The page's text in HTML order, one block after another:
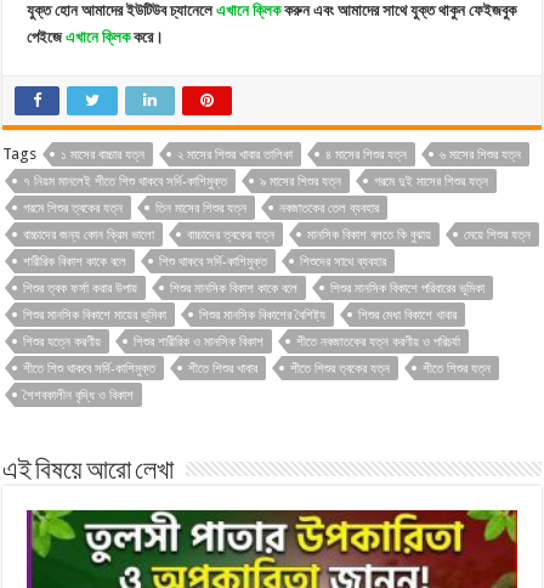
যুক্ত হোন আমাদের ইউটিউব চ্যানেলেএখানে ক্লিককরুন এবং আমাদের সাথে যুক্ত থাকুন ফেইজবুক
পেইজেএখানে ক্লিককরে।
Tags ১ মাসের বাচ্চার যত্ন ২ মাসের শিশুর খাবার তালিকা ৪ মাসের শিশুর যত্ন
৬ মাসের শিশুর যত্ন
৭ নিয়ম মানলেই শীতে শিশু থাকবে সর্দি-কাশিমুক্ত
৯ মাসের শিশুর যত্ন
গরমে দুই মাসের শিশুর যত্ন
গরমে শিশুর ত্বকের যত্ন
তিন মাসের শিশুর যত্ন
নবজাতকের তেল ব্যবহার
বাচ্চাদের জন্য কোন ক্রিম ভালো
বাচ্চাদের ত্বকের যত্ন মানসিক বিকাশ বলতে কি বুঝায়
মেয়ে শিশুর যত্ন
শারীরিক বিকাশ কাকে বলে
শিশু থাকবে সর্দি-কাশিমুক্ত
শিশুদের সাথে ব্যবহার
শিশুর ত্বক ফর্সা করার উপায়
শিশুর মানসিক বিকাশ কাকে বলে
শিশুর মানসিক বিকাশে পরিবারের ভূমিকা
শিশুর মানসিক বিকাশে মায়ের ভূমিকা
শিশুর মানসিক বিকাশের বৈশিষ্ট্য
শিশুর মেধা বিকাশে খাবার
শিশুর যত্নে করণীয়
শিশুর শারীরিক ও মানসিক বিকাশ
শীতে নবজাতকের যত্ন করণীয় ও পরিচর্যা
শীতে শিশু থাকবে সর্দি-কাশিমুক্ত
শীতে শিশুর খাবার শীতে শিশুর ত্বকের যত্ন
শীতে শিশুর যত্ন
শৈশবকালীন বৃদ্ধি ও বিকাশ
এই বিষয়ে আরো লেখা